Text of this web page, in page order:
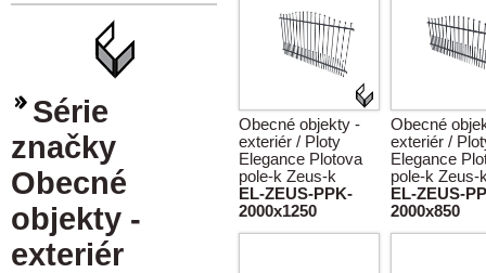
Série
značky
Obecné
objekty -
exteriér
Obecné objekty -
exteriér / Ploty
Elegance Plotova
pole-k Zeus-k
EL-ZEUS-PPK-
2000x1250
Obecné
exteriér /
Elegance
pole-k Zeus-
EL-ZEUS-
2000x850